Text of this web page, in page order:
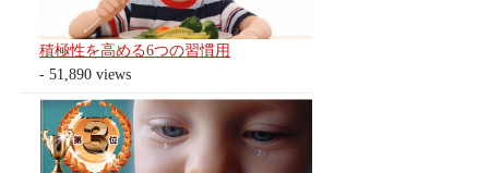
積極性を高める6つの習慣用
- 51,890 views